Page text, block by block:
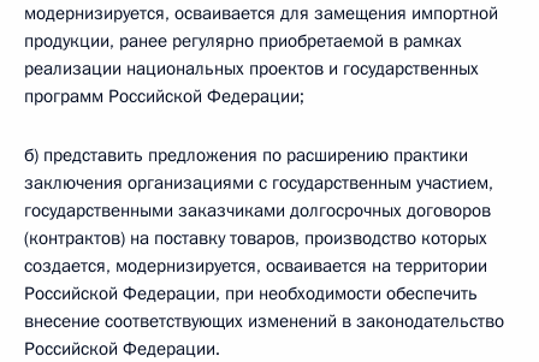
модернизируется, осваивается для замещения импортной
продукции, ранее регулярно приобретаемой в рамках
реализации национальных проектов и государственных
программ Российской Федерации;
б) представить предложения по расширению практики
заключения организациями с государственным участием,
государственными заказчиками долгосрочных договоров
(контрактов) на поставку товаров, производство которых
создается, модернизируется, осваивается на территории
Российской Федерации, при необходимости обеспечить
внесение соответствующих изменений в законодательство
Российской Федерации.